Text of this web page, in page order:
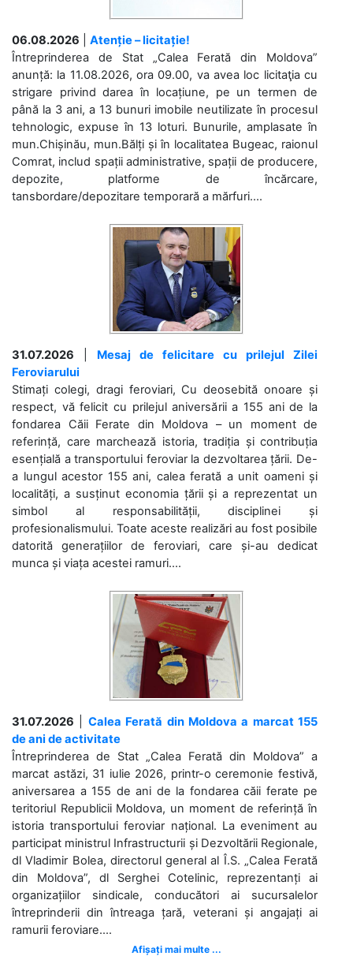
06.08.2026
Atenție – licitație!
Întreprinderea de Stat „Calea Ferată din Moldova”
anunță: la 11.08.2026, ora 09.00, va avea loc licitaţia cu
strigare privind darea în locațiune, pe un termen de
până la 3 ani, a 13 bunuri imobile neutilizate în procesul
tehnologic, expuse în 13 loturi. Bunurile, amplasate în
mun.Chișinău, mun.Bălți și în localitatea Bugeac, raionul
Comrat, includ spații administrative, spații de producere,
depozite, platforme de încărcare,
tansbordare/depozitare temporară a mărfuri....
31.07.2026
Mesaj de felicitare cu prilejul Zilei
Feroviarului
Stimați colegi, dragi feroviari, Cu deosebită onoare și
respect, vă felicit cu prilejul aniversării a 155 ani de la
fondarea Căii Ferate din Moldova – un moment de
referință, care marchează istoria, tradiția și contribuția
esențială a transportului feroviar la dezvoltarea țării. De-
a lungul acestor 155 ani, calea ferată a unit oameni și
localități, a susținut economia țării și a reprezentat un
simbol al responsabilității, disciplinei și
profesionalismului. Toate aceste realizări au fost posibile
datorită generațiilor de feroviari, care și-au dedicat
munca și viața acestei ramuri....
31.07.2026
Calea Ferată din Moldova a marcat 155
de ani de activitate
Întreprinderea de Stat „Calea Ferată din Moldova” a
marcat astăzi, 31 iulie 2026, printr-o ceremonie festivă,
aniversarea a 155 de ani de la fondarea căii ferate pe
teritoriul Republicii Moldova, un moment de referință în
istoria transportului feroviar național. La eveniment au
participat ministrul Infrastructurii și Dezvoltării Regionale,
dl Vladimir Bolea, directorul general al Î.S. „Calea Ferată
din Moldova”, dl Serghei Cotelinic, reprezentanți ai
organizațiilor sindicale, conducători ai sucursalelor
întreprinderii din întreaga țară, veterani și angajați ai
ramurii feroviare....
Afișați mai multe ...